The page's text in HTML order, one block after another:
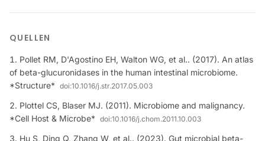
QUELLEN
Pollet RM, D'Agostino EH, Walton WG, et al.. (2017). An atlas
of beta-glucuronidases in the human intestinal microbiome.
*Structure* doi:10.1016/j.str.2017.05.003
Plottel CS, Blaser MJ. (2011). Microbiome and malignancy.
*Cell Host & Microbe* doi:10.1016/j.chom.2011.10.003
Hu S, Ding Q, Zhang W, et al.. (2023). Gut microbial beta-